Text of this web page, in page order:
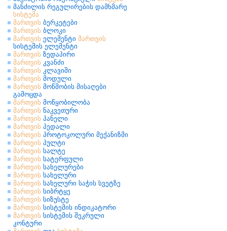
მანძილის რეგულირების დამხმარე
სისტემა
მართვის ბერკეტები
მართვის ბლოკი
მართვის ელემენტი მართვის
სისტემის ელემენტი
მართვის ზედაპირი
მართვის კვანძი
მართვის კლავიში
მართვის მოდული
მართვის მოწმობის მისაღები
გამოცდა
მართვის მოწყობილობა
მართვის ნაკვეთური
მართვის პანელი
მართვის პედალი
მართვის პროტოკოლური მექანიზმი
მართვის პულტი
მართვის სალტე
მართვის სატერფული
მართვის სახელურები
მართვის სახელური
მართვის სახელური საჭის სვეტზე
მართვის სიბრტყე
მართვის სიზუსტე
მართვის სისტემის ინდიკატორი
მართვის სისტემის შეკრული
კონტური